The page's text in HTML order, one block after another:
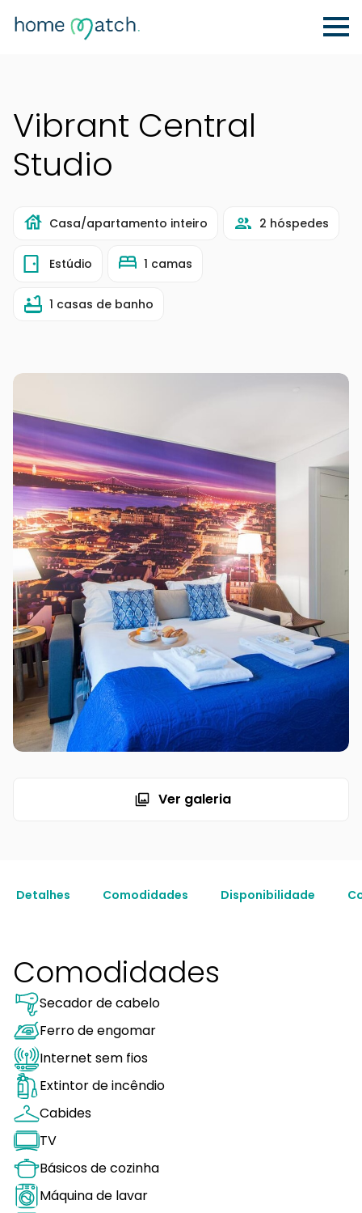
Vibrant Central
Studio
Casa/apartamento inteiro 2 hóspedes
Estúdio 1 camas
1 casas de banho
Ver galeria
Detalhes Comodidades Disponibilidade
Comodidades
Secador de cabelo
Ferro de engomar
Internet sem fios
Extintor de incêndio
Cabides
TV
Básicos de cozinha
Máquina de lavar